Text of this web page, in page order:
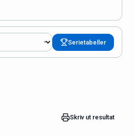
Serietabeller
Skriv ut resultat